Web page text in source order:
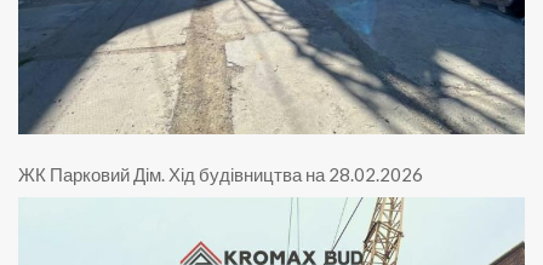
ЖК Парковий Дім. Хід будівництва на 28.02.2026